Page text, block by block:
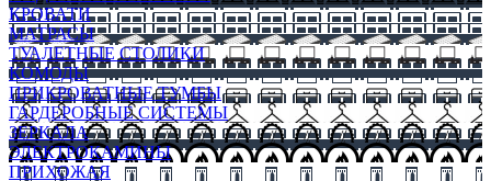
КРОВАТИ
МАТРАСЫ
ТУАЛЕТНЫЕ СТОЛИКИ
КОМОДЫ
ПРИКРОВАТНЫЕ ТУМБЫ
ГАРДЕРОБНЫЕ СИСТЕМЫ
ЗЕРКАЛА
ЭЛЕКТРОКАМИНЫ
ПРИХОЖАЯ